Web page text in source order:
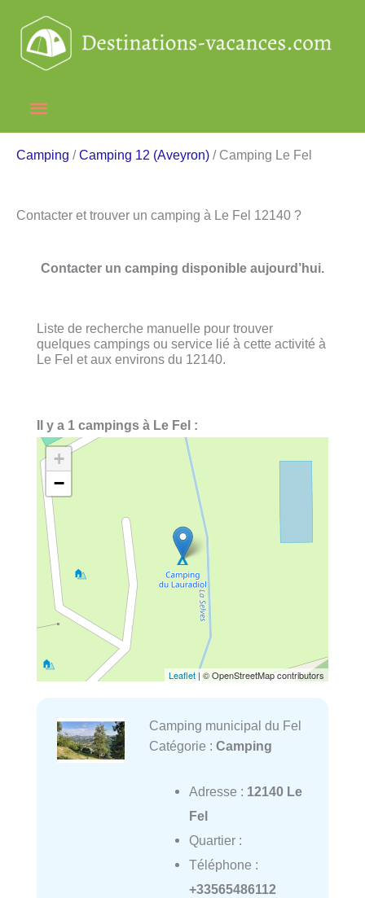
contenu
Menu
principal
Camping /Camping 12 (Aveyron) / Camping Le Fel
Contacter et trouver un camping à Le Fel 12140 ?
Contacter un camping disponible aujourd’hui.
Liste de recherche manuelle pour trouver
quelques campings ou service lié à cette activité à
Le Fel et aux environs du 12140.
Il y a 1 campings à Le Fel :
+
−
Leaflet | © OpenStreetMap contributors
Camping municipal du Fel
Catégorie : Camping
Adresse : 12140 Le
Fel
Quartier :
Téléphone :
+33565486112